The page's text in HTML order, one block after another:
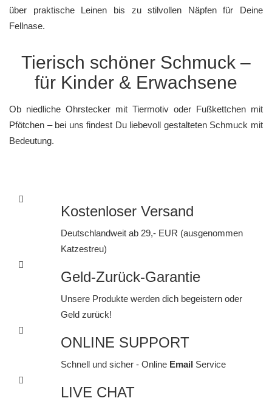
über praktische Leinen bis zu stilvollen Näpfen für Deine
Fellnase.
Tierisch schöner Schmuck –
für Kinder & Erwachsene
Ob niedliche Ohrstecker mit Tiermotiv oder Fußkettchen mit
Pfötchen – bei uns findest Du liebevoll gestalteten Schmuck mit
Bedeutung.
Kostenloser Versand
Deutschlandweit ab 29,- EUR (ausgenommen
Katzestreu)
Geld-Zurück-Garantie
Unsere Produkte werden dich begeistern oder
Geld zurück!
ONLINE SUPPORT
Schnell und sicher - Online Email Service
LIVE CHAT